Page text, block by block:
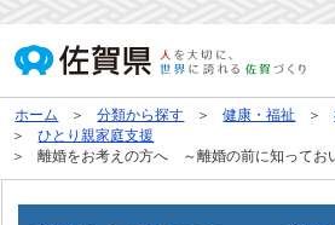
ホーム 分類から探す 健康・福祉
ひとり親家庭支援
離婚をお考えの方へ ～離婚の前に知ってお